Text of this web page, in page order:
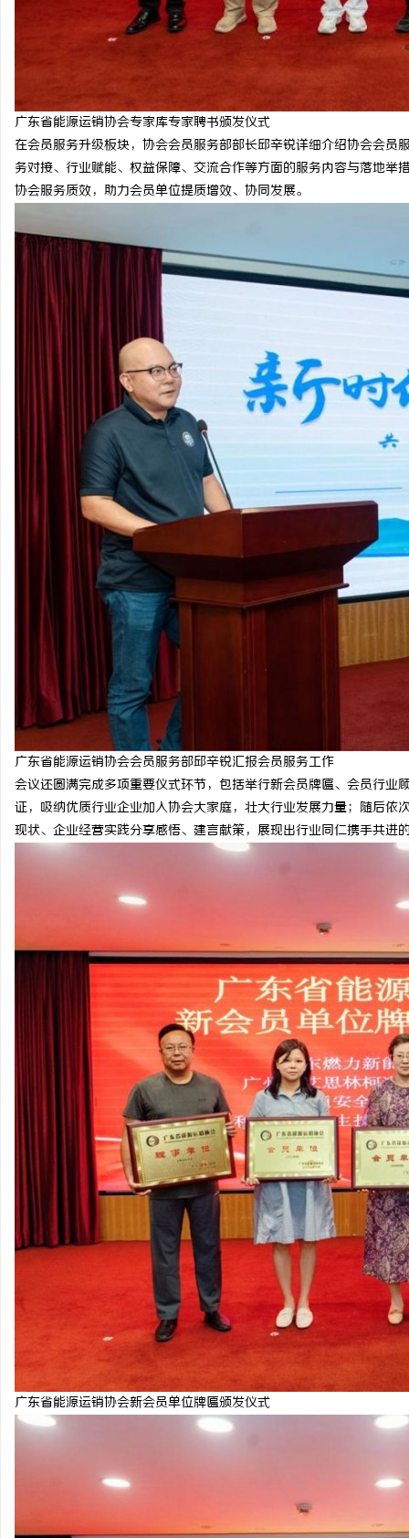
广东省能源运销协会专家库专家聘书颁发仪式
在会员服务升级板块，协会会员服务部部长邱辛锐详细介绍协会会
务对接、行业赋能、权益保障、交流合作等方面的服务内容与落地
协会服务质效，助力会员单位提质增效、协同发展。
广东省能源运销协会会员服务部邱辛锐汇报会员服务工作
会议还圆满完成多项重要仪式环节，包括举行新会员牌匾、会员行
证，吸纳优质行业企业加入协会大家庭，壮大行业发展力量；随后
现状、企业经营实践分享感悟、建言献策，展现出行业同仁携手共进
广东省能源运销协会新会员单位牌匾颁发仪式